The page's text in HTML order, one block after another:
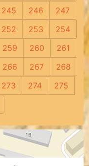
245 246
247
252 253
254
259 260
261
266 267
268
273 274
275